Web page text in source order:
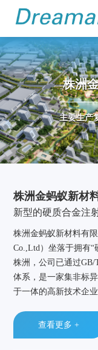
株洲
主要生产
株洲金蚂蚁新材
新型的硬质合金注
株洲金蚂蚁新材料有
Co.,Ltd）坐落于拥有
株洲，公司已通过GB/
体系，是一家集非标
于一体的高新技术企业
查看更多 +